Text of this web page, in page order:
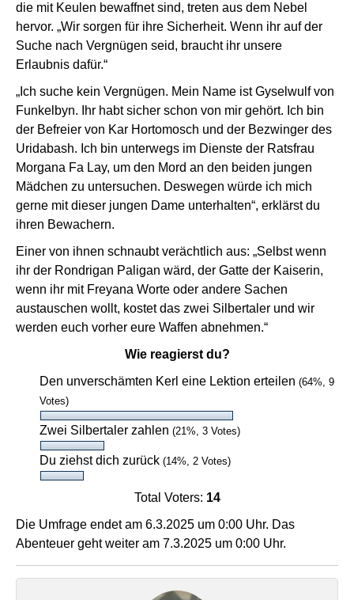
die mit Keulen bewaffnet sind, treten aus dem Nebel
hervor. „Wir sorgen für ihre Sicherheit. Wenn ihr auf der
Suche nach Vergnügen seid, braucht ihr unsere
Erlaubnis dafür.“
„Ich suche kein Vergnügen. Mein Name ist Gyselwulf von
Funkelbyn. Ihr habt sicher schon von mir gehört. Ich bin
der Befreier von Kar Hortomosch und der Bezwinger des
Uridabash. Ich bin unterwegs im Dienste der Ratsfrau
Morgana Fa Lay, um den Mord an den beiden jungen
Mädchen zu untersuchen. Deswegen würde ich mich
gerne mit dieser jungen Dame unterhalten“, erklärst du
ihren Bewachern.
Einer von ihnen schnaubt verächtlich aus: „Selbst wenn
ihr der Rondrigan Paligan wärd, der Gatte der Kaiserin,
wenn ihr mit Freyana Worte oder andere Sachen
austauschen wollt, kostet das zwei Silbertaler und wir
werden euch vorher eure Waffen abnehmen.“
Wie reagierst du?
Den unverschämten Kerl eine Lektion erteilen (64%, 9
Votes)
Zwei Silbertaler zahlen (21%, 3 Votes)
Du ziehst dich zurück (14%, 2 Votes)
Total Voters: 14
Die Umfrage endet am 6.3.2025 um 0:00 Uhr. Das
Abenteuer geht weiter am 7.3.2025 um 0:00 Uhr.